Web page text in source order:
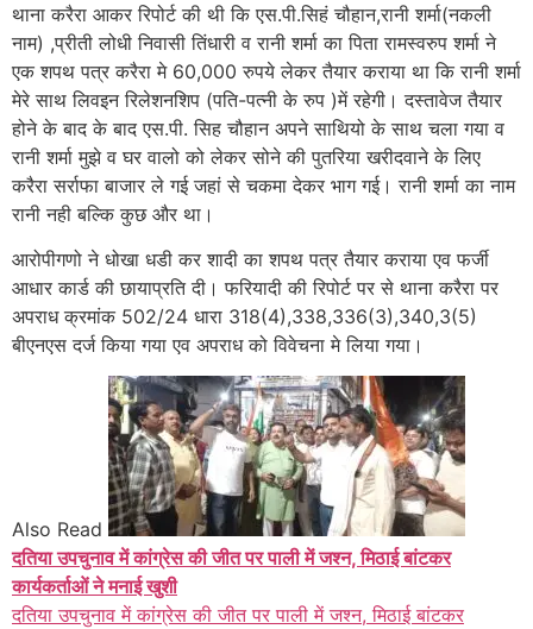
थाना करैरा आकर रिपोर्ट की थी कि एस.पी.सिहं चौहान,रानी शर्मा(नकली
नाम) ,प्रीती लोधी निवासी तिंधारी व रानी शर्मा का पिता रामस्वरुप शर्मा ने
एक शपथ पत्र करैरा मे 60,000 रुपये लेकर तैयार कराया था कि रानी शर्मा
मेरे साथ लिवइन रिलेशनशिप (पति-पत्नी के रुप )में रहेगी। दस्तावेज तैयार
होने के बाद के बाद एस.पी. सिह चौहान अपने साथियो के साथ चला गया व
रानी शर्मा मुझे व घर वालो को लेकर सोने की पुतरिया खरीदवाने के लिए
करैरा सर्राफा बाजार ले गई जहां से चकमा देकर भाग गई। रानी शर्मा का नाम
रानी नही बल्कि कुछ और था।
आरोपीगणो ने धोखा धडी कर शादी का शपथ पत्र तैयार कराया एव फर्जी
आधार कार्ड की छायाप्रति दी। फरियादी की रिपोर्ट पर से थाना करैरा पर
अपराध क्रमांक 502/24 धारा 318(4),338,336(3),340,3(5)
बीएनएस दर्ज किया गया एव अपराध को विवेचना मे लिया गया।
Also Read
दतिया उपचुनाव में कांग्रेस की जीत पर पाली में जश्न, मिठाई बांटकर
कार्यकर्ताओं ने मनाई खुशी
दतिया उपचुनाव में कांग्रेस की जीत पर पाली में जश्न, मिठाई बांटकर